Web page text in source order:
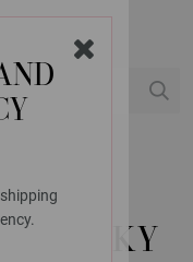
CHUNKY